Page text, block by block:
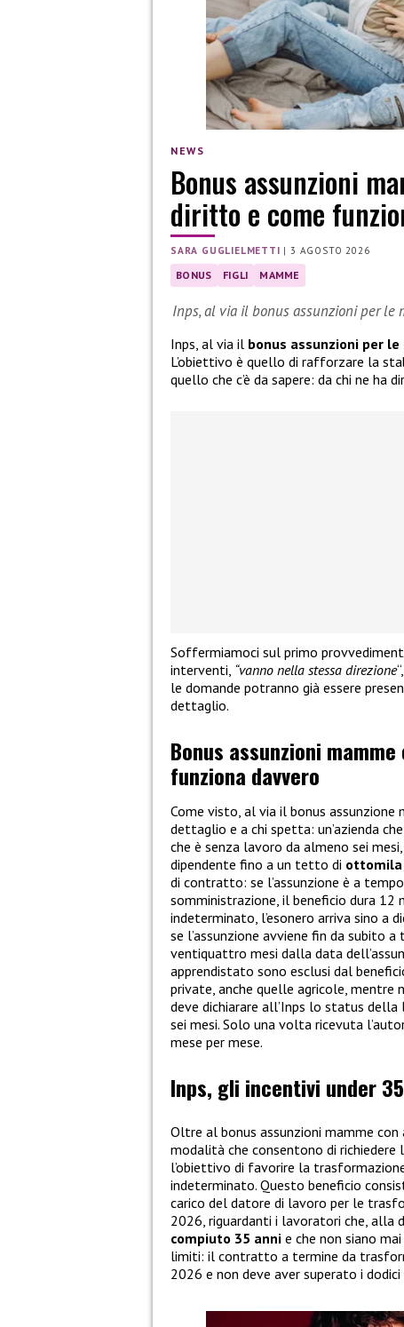
NEWS
Bonus assunzioni
diritto e come
SARA GUGLIELMETTI |3 AGOSTO 2026
BONUS FIGLI MAMME
Inps, al via il bonus assunzioni per le
Inps, al via il bonus assunzioni per
L’obiettivo è quello di rafforzare la
quello che c’è da sapere: da chi ne ha
Soffermiamoci sul primo
interventi, “vanno nella stessa direzione
le domande potranno già essere
dettaglio.
Bonus assunzioni
funziona davvero
Come visto, al via il bonus
dettaglio e a chi spetta: un’azienda
che è senza lavoro da almeno sei
dipendente fino a un tetto di ottomila
di contratto: se l’assunzione è a
somministrazione, il beneficio dura
indeterminato, l’esonero arriva sino a
se l’assunzione avviene fin da subito
ventiquattro mesi dalla data
apprendistato sono esclusi dal
private, anche quelle agricole, mentre
deve dichiarare all’Inps lo status
sei mesi. Solo una volta ricevuta
mese per mese.
Inps, gli incentivi under 35
Oltre al bonus assunzioni mamme
modalità che consentono di
l’obiettivo di favorire la
indeterminato. Questo beneficio
carico del datore di lavoro per le
2026, riguardanti i lavoratori che, alla
compiuto 35 anni e che non siano
limiti: il contratto a termine da
2026 e non deve aver superato i